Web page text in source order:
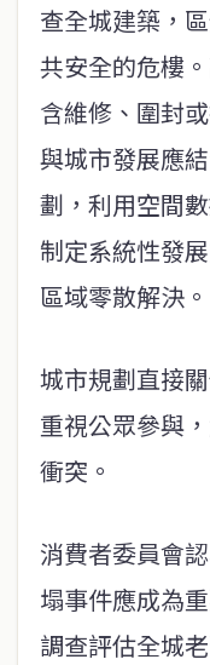
查全城建築，
共安全的危樓
含維修、圍封
與城市發展應
劃，利用空間
制定系統性發
區域零散解決。
城市規劃直接
重視公眾參與
衝突。
消費者委員會
塌事件應成為
調查評估全城